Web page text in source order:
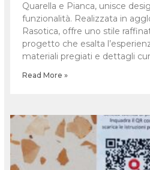
Quarella e Pianca, unisce
funzionalità. Realizzata in
Rasotica, offre uno stile
progetto che esalta
materiali pregiati e dettagli
Read More »